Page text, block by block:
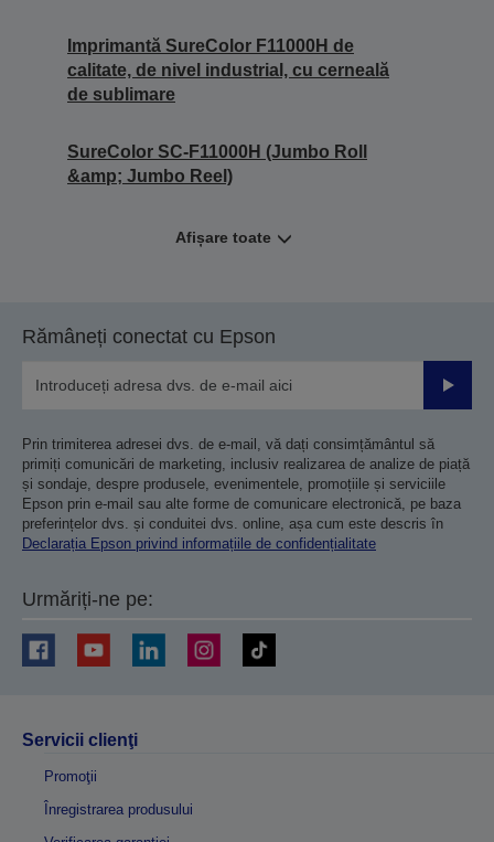
Imprimantă SureColor F11000H de
calitate, de nivel industrial, cu cerneală
de sublimare
SureColor SC-F11000H (Jumbo Roll
&amp; Jumbo Reel)
Afișare toate
Rămâneți conectat cu Epson
Prin trimiterea adresei dvs. de e-mail, vă dați consimțământul să
primiți comunicări de marketing, inclusiv realizarea de analize de piață
și sondaje, despre produsele, evenimentele, promoțiile și serviciile
Epson prin e-mail sau alte forme de comunicare electronică, pe baza
preferințelor dvs. și conduitei dvs. online, așa cum este descris în
Declarația Epson privind informațiile de confidențialitate
Urmăriți-ne pe:
Servicii clienţi
Promoţii
Înregistrarea produsului